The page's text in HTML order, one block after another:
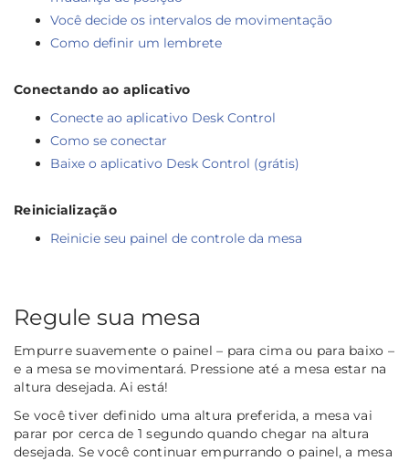
Você decide os intervalos de movimentação
Como definir um lembrete
Conectando ao aplicativo
Conecte ao aplicativo Desk Control
Como se conectar
Baixe o aplicativo Desk Control (grátis)
Reinicialização
Reinicie seu painel de controle da mesa
Regule sua mesa
Empurre suavemente o painel – para cima ou para baixo –
e a mesa se movimentará. Pressione até a mesa estar na
altura desejada. Ai está!
Se você tiver definido uma altura preferida, a mesa vai
parar por cerca de 1 segundo quando chegar na altura
desejada. Se você continuar empurrando o painel, a mesa